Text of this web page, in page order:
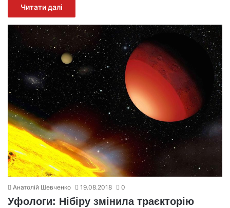
Читати далі
Анатолій Шевченко 19.08.2018 0
Уфологи: Нібіру змінила траєкторію